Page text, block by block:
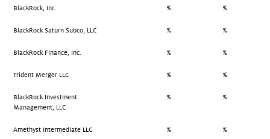
BlackRock, Inc. % %
BlackRock Saturn Subco, LLC % %
BlackRock Finance, Inc. % %
Trident Merger LLC % %
BlackRock Investment
Management, LLC
% %
Amethyst Intermediate LLC % %